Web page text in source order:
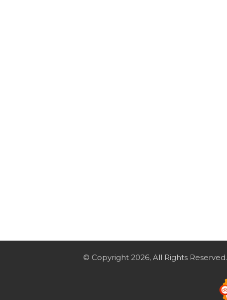
© Copyright 2026, All Rights Reserved.